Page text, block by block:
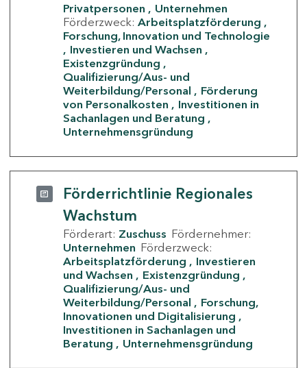
Privatpersonen
Unternehmen
Förderzweck: Arbeitsplatzförderung
Forschung, Innovation und Technologie
Investieren und Wachsen
Existenzgründung
Qualifizierung/Aus- und
Weiterbildung/Personal
Förderung
von Personalkosten
Investitionen in
Sachanlagen und Beratung
Unternehmensgründung
Förderrichtlinie Regionales
Wachstum
Förderart: Zuschuss Fördernehmer:
Unternehmen Förderzweck:
Arbeitsplatzförderung
Investieren
und Wachsen
Existenzgründung
Qualifizierung/Aus- und
Weiterbildung/Personal
Forschung,
Innovationen und Digitalisierung
Investitionen in Sachanlagen und
Beratung
Unternehmensgründung